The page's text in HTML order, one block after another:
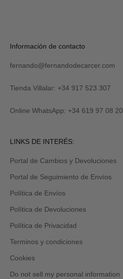
R
I
I
M
E
Verás
tu
al
y
recibirás
Revisa
carpeta
de
promociones
spam.
Información de contacto
fernando@fernandodecarcer.com
Tienda Villalar: +34 917 523 307
Online WhatsApp: +34 619 97 08 20
LINKS DE INTERÉS:
Portal de Cambios y Devoluciones
Portal de Seguimiento de Envíos
Política de Envíos
Política de Devoluciones
Política de Privacidad
Terminos y condiciones
Cookies
Do not sell my personal information